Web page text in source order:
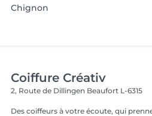
Chignon
Coiffure Créativ
2, Route de Dillingen Beaufort L-6315
Des coiffeurs à votre écoute, qui